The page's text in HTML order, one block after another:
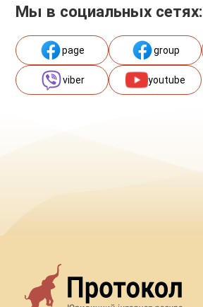
Мы в социальных сетях:
page group
viber youtube